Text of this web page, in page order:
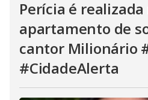
Perícia é realizada
apartamento de
cantor Milionário
#CidadeAlerta